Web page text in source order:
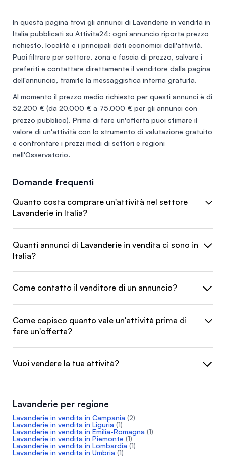
In questa pagina trovi gli annunci di Lavanderie in vendita in
Italia pubblicati su Attivita24: ogni annuncio riporta prezzo
richiesto, località e i principali dati economici dell'attività.
Puoi filtrare per settore, zona e fascia di prezzo, salvare i
preferiti e contattare direttamente il venditore dalla pagina
dell'annuncio, tramite la messaggistica interna gratuita.
Al momento il prezzo medio richiesto per questi annunci è di
52.200 € (da 20.000 € a 75.000 € per gli annunci con
prezzo pubblico). Prima di fare un'offerta puoi stimare il
valore di un'attività con lo strumento di valutazione gratuito
e confrontare i prezzi medi di settori e regioni
nell'Osservatorio.
Domande frequenti
Quanto costa comprare un'attività nel settore
Lavanderie in Italia?
Quanti annunci di Lavanderie in vendita ci sono in
Italia?
Come contatto il venditore di un annuncio?
Come capisco quanto vale un'attività prima di
fare un'offerta?
Vuoi vendere la tua attività?
Lavanderie per regione
Lavanderie in vendita in Campania (2)
Lavanderie in vendita in Liguria (1)
Lavanderie in vendita in Emilia-Romagna (1)
Lavanderie in vendita in Piemonte (1)
Lavanderie in vendita in Lombardia (1)
Lavanderie in vendita in Umbria (1)